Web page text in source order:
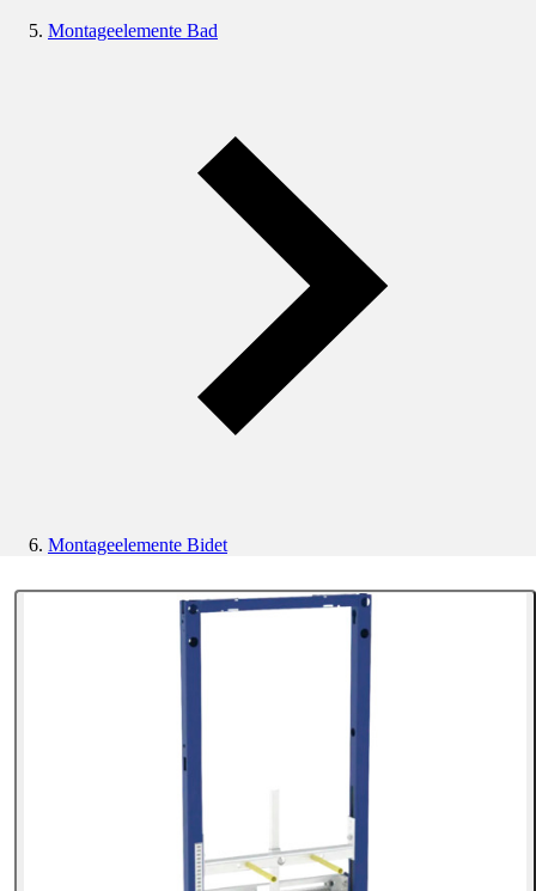
Montageelemente Bad
Montageelemente Bidet